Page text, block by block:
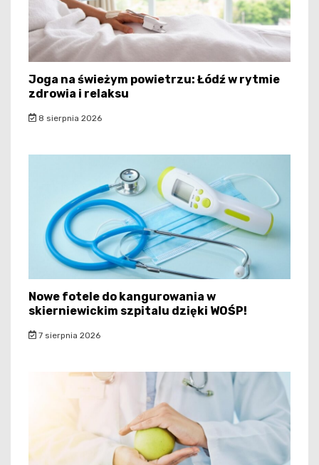
Joga na świeżym powietrzu: Łódź w rytmie
zdrowia i relaksu
8 sierpnia 2026
Nowe fotele do kangurowania w
skierniewickim szpitalu dzięki WOŚP!
7 sierpnia 2026